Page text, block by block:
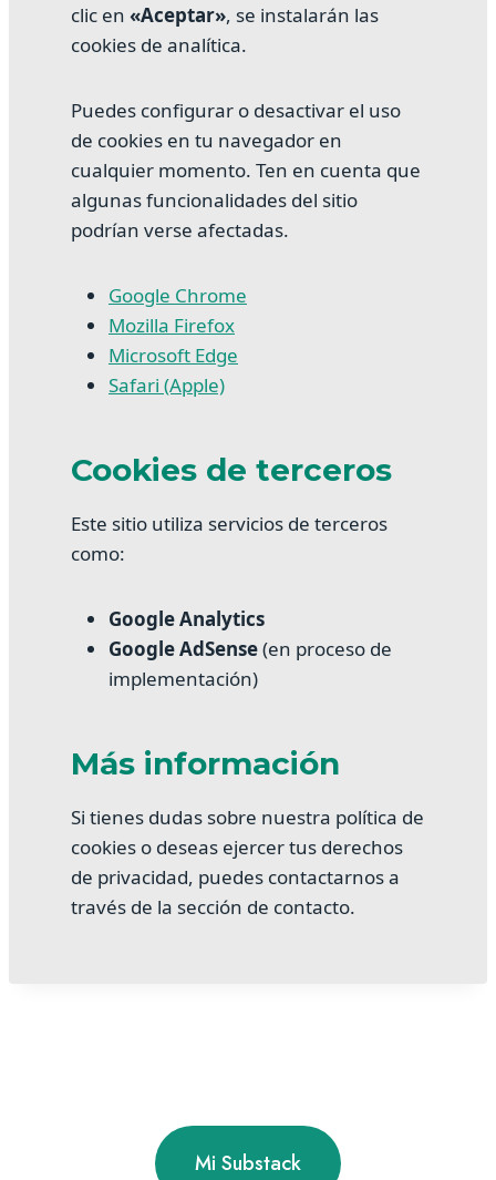
clic en «Aceptar», se instalarán las
cookies de analítica.
Puedes configurar o desactivar el uso
de cookies en tu navegador en
cualquier momento. Ten en cuenta que
algunas funcionalidades del sitio
podrían verse afectadas.
Google Chrome
Mozilla Firefox
Microsoft Edge
Safari (Apple)
Cookies de terceros
Este sitio utiliza servicios de terceros
como:
Google Analytics
Google AdSense(en proceso de
implementación)
Más información
Si tienes dudas sobre nuestra política de
cookies o deseas ejercer tus derechos
de privacidad, puedes contactarnos a
través de la sección de contacto.
Mi Substack